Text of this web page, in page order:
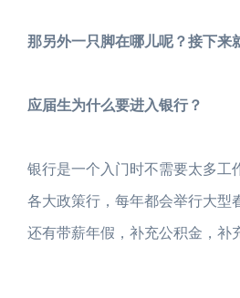
那另外一只脚在哪儿呢？接下来
应届生为什么要进入银行？
银行是一个入门时不需要太多工
各大政策行，每年都会举行大型
还有带薪年假，补充公积金，补